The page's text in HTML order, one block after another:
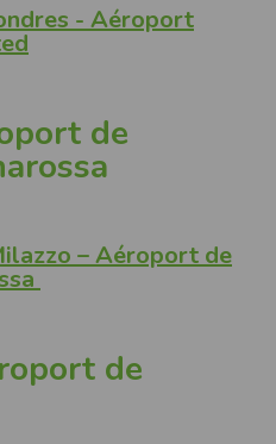
- Aéroport
de
– Aéroport de
de